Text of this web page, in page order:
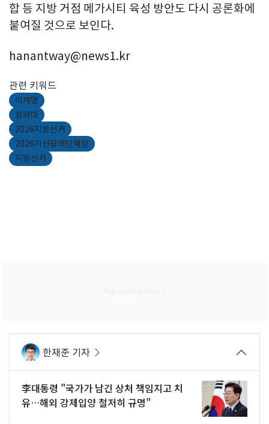
합 등 지방 거점 메가시티 육성 방안도 다시 공론화에
붙여질 것으로 보인다.
hanantway@news1.kr
관련 키워드
이재명
청와대
2026지방선거
2026지선광역단체장
지방선거
한재준 기자
李대통령 "국가가 남긴 상처 책임지고 치
유…해외 강제입양 철저히 규명"